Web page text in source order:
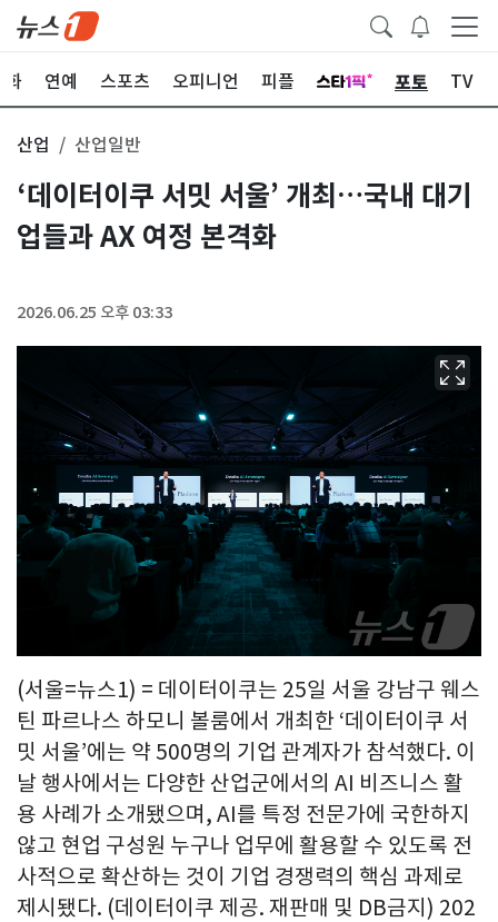
화 연예 스포츠 오피니언 피플 포토 TV
산업 산업일반
‘데이터이쿠 서밋 서울’ 개최…국내 대기
업들과 AX 여정 본격화
2026.06.25 오후 03:33
(서울=뉴스1) = 데이터이쿠는 25일 서울 강남구 웨스
틴 파르나스 하모니 볼룸에서 개최한 ‘데이터이쿠 서
밋 서울’에는 약 500명의 기업 관계자가 참석했다. 이
날 행사에서는 다양한 산업군에서의 AI 비즈니스 활
용 사례가 소개됐으며, AI를 특정 전문가에 국한하지
않고 현업 구성원 누구나 업무에 활용할 수 있도록 전
사적으로 확산하는 것이 기업 경쟁력의 핵심 과제로
제시됐다. (데이터이쿠 제공. 재판매 및 DB금지) 202